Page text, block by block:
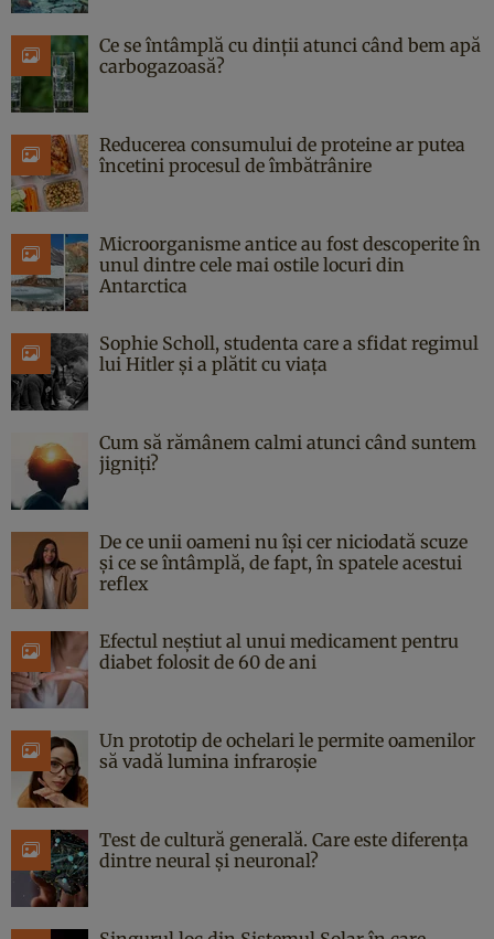
Ce se întâmplă cu dinții atunci când bem apă
carbogazoasă?
Reducerea consumului de proteine ar putea
încetini procesul de îmbătrânire
Microorganisme antice au fost descoperite în
unul dintre cele mai ostile locuri din
Antarctica
Sophie Scholl, studenta care a sfidat regimul
lui Hitler și a plătit cu viața
Cum să rămânem calmi atunci când suntem
jigniți?
De ce unii oameni nu își cer niciodată scuze
și ce se întâmplă, de fapt, în spatele acestui
reflex
Efectul neștiut al unui medicament pentru
diabet folosit de 60 de ani
Un prototip de ochelari le permite oamenilor
să vadă lumina infraroșie
Test de cultură generală. Care este diferența
dintre neural și neuronal?